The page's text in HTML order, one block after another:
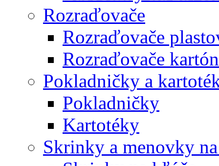
Rozraďovače
Rozraďovače
Rozraďovače
Pokladničky a
Pokladničky
Kartotéky
Skrinky a menovky